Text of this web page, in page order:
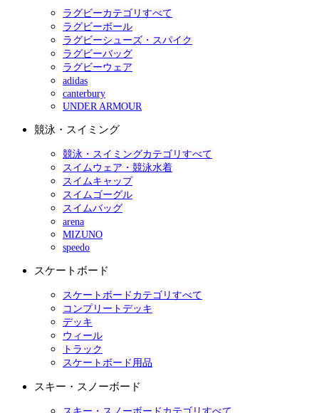
ラグビーカテゴリすべて
ラグビーボール
ラグビーシューズ・スパイク
ラグビーバッグ
ラグビーウェア
adidas
canterbury
UNDER ARMOUR
競泳・スイミング
競泳・スイミングカテゴリすべて
スイムウェア・競泳水着
スイムキャップ
スイムゴーグル
スイムバッグ
arena
MIZUNO
speedo
スケートボード
スケートボードカテゴリすべて
コンプリートデッキ
デッキ
ウィール
トラック
スケートボード用品
スキー・スノーボード